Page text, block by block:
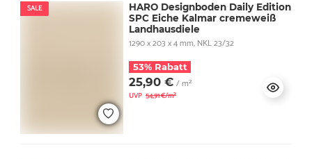
SALE
HARO Designboden Daily Edition
SPC Eiche Kalmar cremeweiß
Landhausdiele
1290 x 203 x 4 mm, NKL 23/32
53% Rabatt
25,90 € / m²
UVP 54,91 €/m²